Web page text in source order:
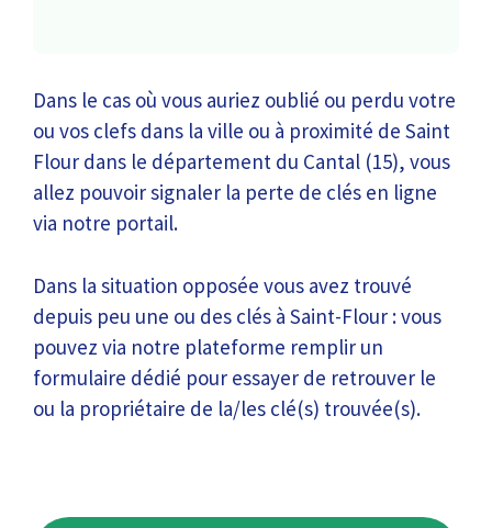
Dans le cas où vous auriez oublié ou perdu votre
ou vos clefs dans la ville ou à proximité de Saint
Flour dans le département du Cantal (15), vous
allez pouvoir signaler la perte de clés en ligne
via notre portail.
Dans la situation opposée vous avez trouvé
depuis peu une ou des clés à Saint-Flour : vous
pouvez via notre plateforme remplir un
formulaire dédié pour essayer de retrouver le
ou la propriétaire de la/les clé(s) trouvée(s).